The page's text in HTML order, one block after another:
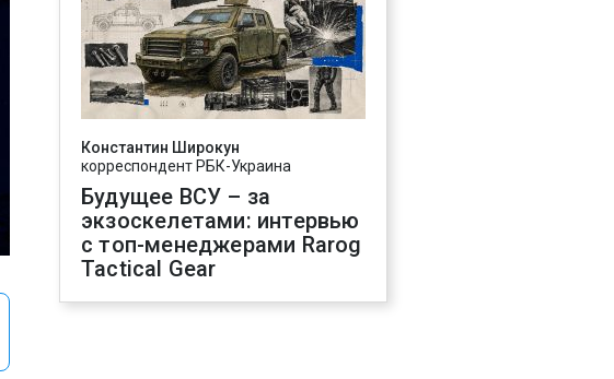
Константин Широкун
корреспондент РБК-Украина
Будущее ВСУ – за
экзоскелетами: интервью
с топ-менеджерами Rarog
Tactical Gear